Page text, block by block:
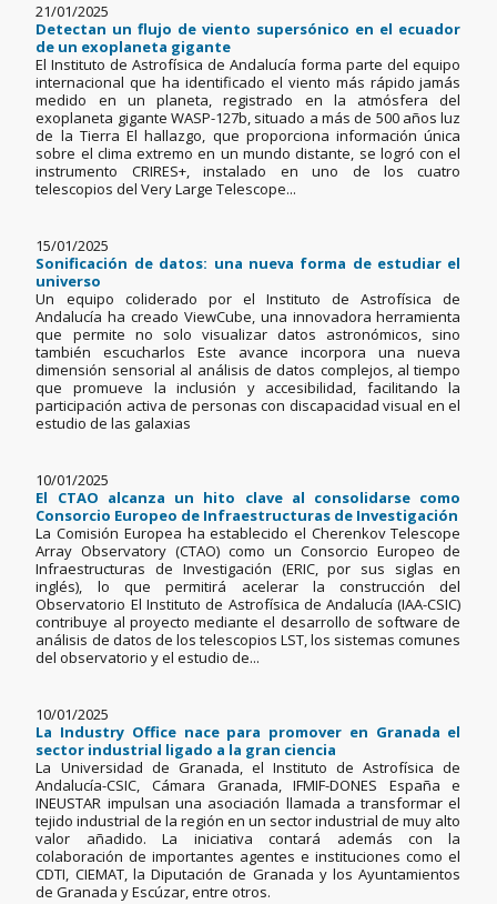
21/01/2025
Detectan un flujo de viento supersónico en el ecuador
de un exoplaneta gigante
El Instituto de Astrofísica de Andalucía forma parte del equipo
internacional que ha identificado el viento más rápido jamás
medido en un planeta, registrado en la atmósfera del
exoplaneta gigante WASP-127b, situado a más de 500 años luz
de la Tierra El hallazgo, que proporciona información única
sobre el clima extremo en un mundo distante, se logró con el
instrumento CRIRES+, instalado en uno de los cuatro
telescopios del Very Large Telescope...
15/01/2025
Sonificación de datos: una nueva forma de estudiar el
universo
Un equipo coliderado por el Instituto de Astrofísica de
Andalucía ha creado ViewCube, una innovadora herramienta
que permite no solo visualizar datos astronómicos, sino
también escucharlos Este avance incorpora una nueva
dimensión sensorial al análisis de datos complejos, al tiempo
que promueve la inclusión y accesibilidad, facilitando la
participación activa de personas con discapacidad visual en el
estudio de las galaxias
10/01/2025
El CTAO alcanza un hito clave al consolidarse como
Consorcio Europeo de Infraestructuras de Investigación
La Comisión Europea ha establecido el Cherenkov Telescope
Array Observatory (CTAO) como un Consorcio Europeo de
Infraestructuras de Investigación (ERIC, por sus siglas en
inglés), lo que permitirá acelerar la construcción del
Observatorio El Instituto de Astrofísica de Andalucía (IAA-CSIC)
contribuye al proyecto mediante el desarrollo de software de
análisis de datos de los telescopios LST, los sistemas comunes
del observatorio y el estudio de...
10/01/2025
La Industry Office nace para promover en Granada el
sector industrial ligado a la gran ciencia
La Universidad de Granada, el Instituto de Astrofísica de
Andalucía-CSIC, Cámara Granada, IFMIF-DONES España e
INEUSTAR impulsan una asociación llamada a transformar el
tejido industrial de la región en un sector industrial de muy alto
valor añadido. La iniciativa contará además con la
colaboración de importantes agentes e instituciones como el
CDTI, CIEMAT, la Diputación de Granada y los Ayuntamientos
de Granada y Escúzar, entre otros.